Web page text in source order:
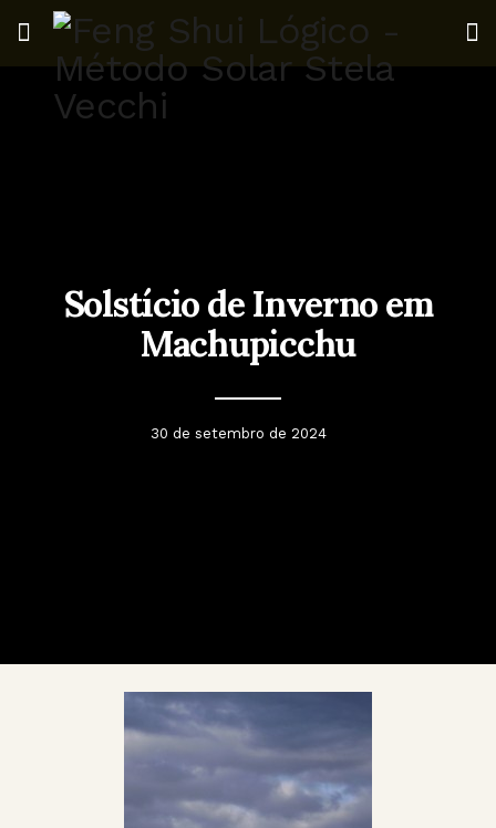
Solstício de Inverno em
Machupicchu
30 de setembro de 2024